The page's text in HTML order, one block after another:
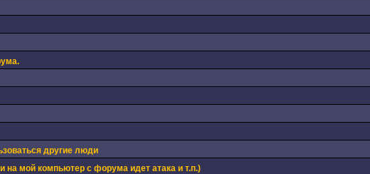
другие люди
на мой компьютер с форума идет атака и т.п.)